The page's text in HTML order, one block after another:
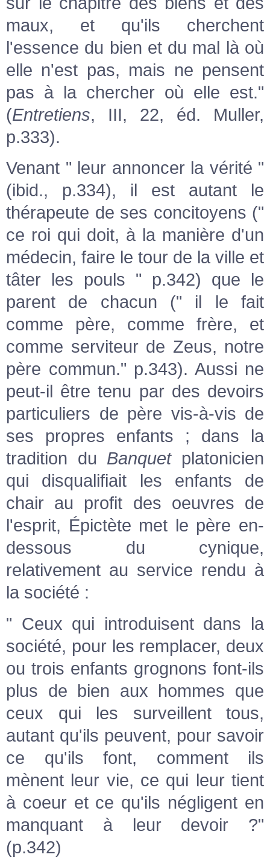
maux, et qu'ils cherchent
l'essence du bien et du mal là où
elle n'est pas, mais ne pensent
pas à la chercher où elle est."
(Entretiens, III, 22, éd. Muller,
p.333).
Venant " leur annoncer la vérité "
(ibid., p.334), il est autant le
thérapeute de ses concitoyens ("
ce roi qui doit, à la manière d'un
médecin, faire le tour de la ville et
tâter les pouls " p.342) que le
parent de chacun (" il le fait
comme père, comme frère, et
comme serviteur de Zeus, notre
père commun." p.343). Aussi ne
peut-il être tenu par des devoirs
particuliers de père vis-à-vis de
ses propres enfants ; dans la
tradition du Banquetplatonicien
qui disqualifiait les enfants de
chair au profit des oeuvres de
l'esprit, Épictète met le père en-
dessous du cynique,
relativement au service rendu à
la société :
" Ceux qui introduisent dans la
société, pour les remplacer, deux
ou trois enfants grognons font-ils
plus de bien aux hommes que
ceux qui les surveillent tous,
autant qu'ils peuvent, pour savoir
ce qu'ils font, comment ils
mènent leur vie, ce qui leur tient
à coeur et ce qu'ils négligent en
manquant à leur devoir ?"
(p.342)